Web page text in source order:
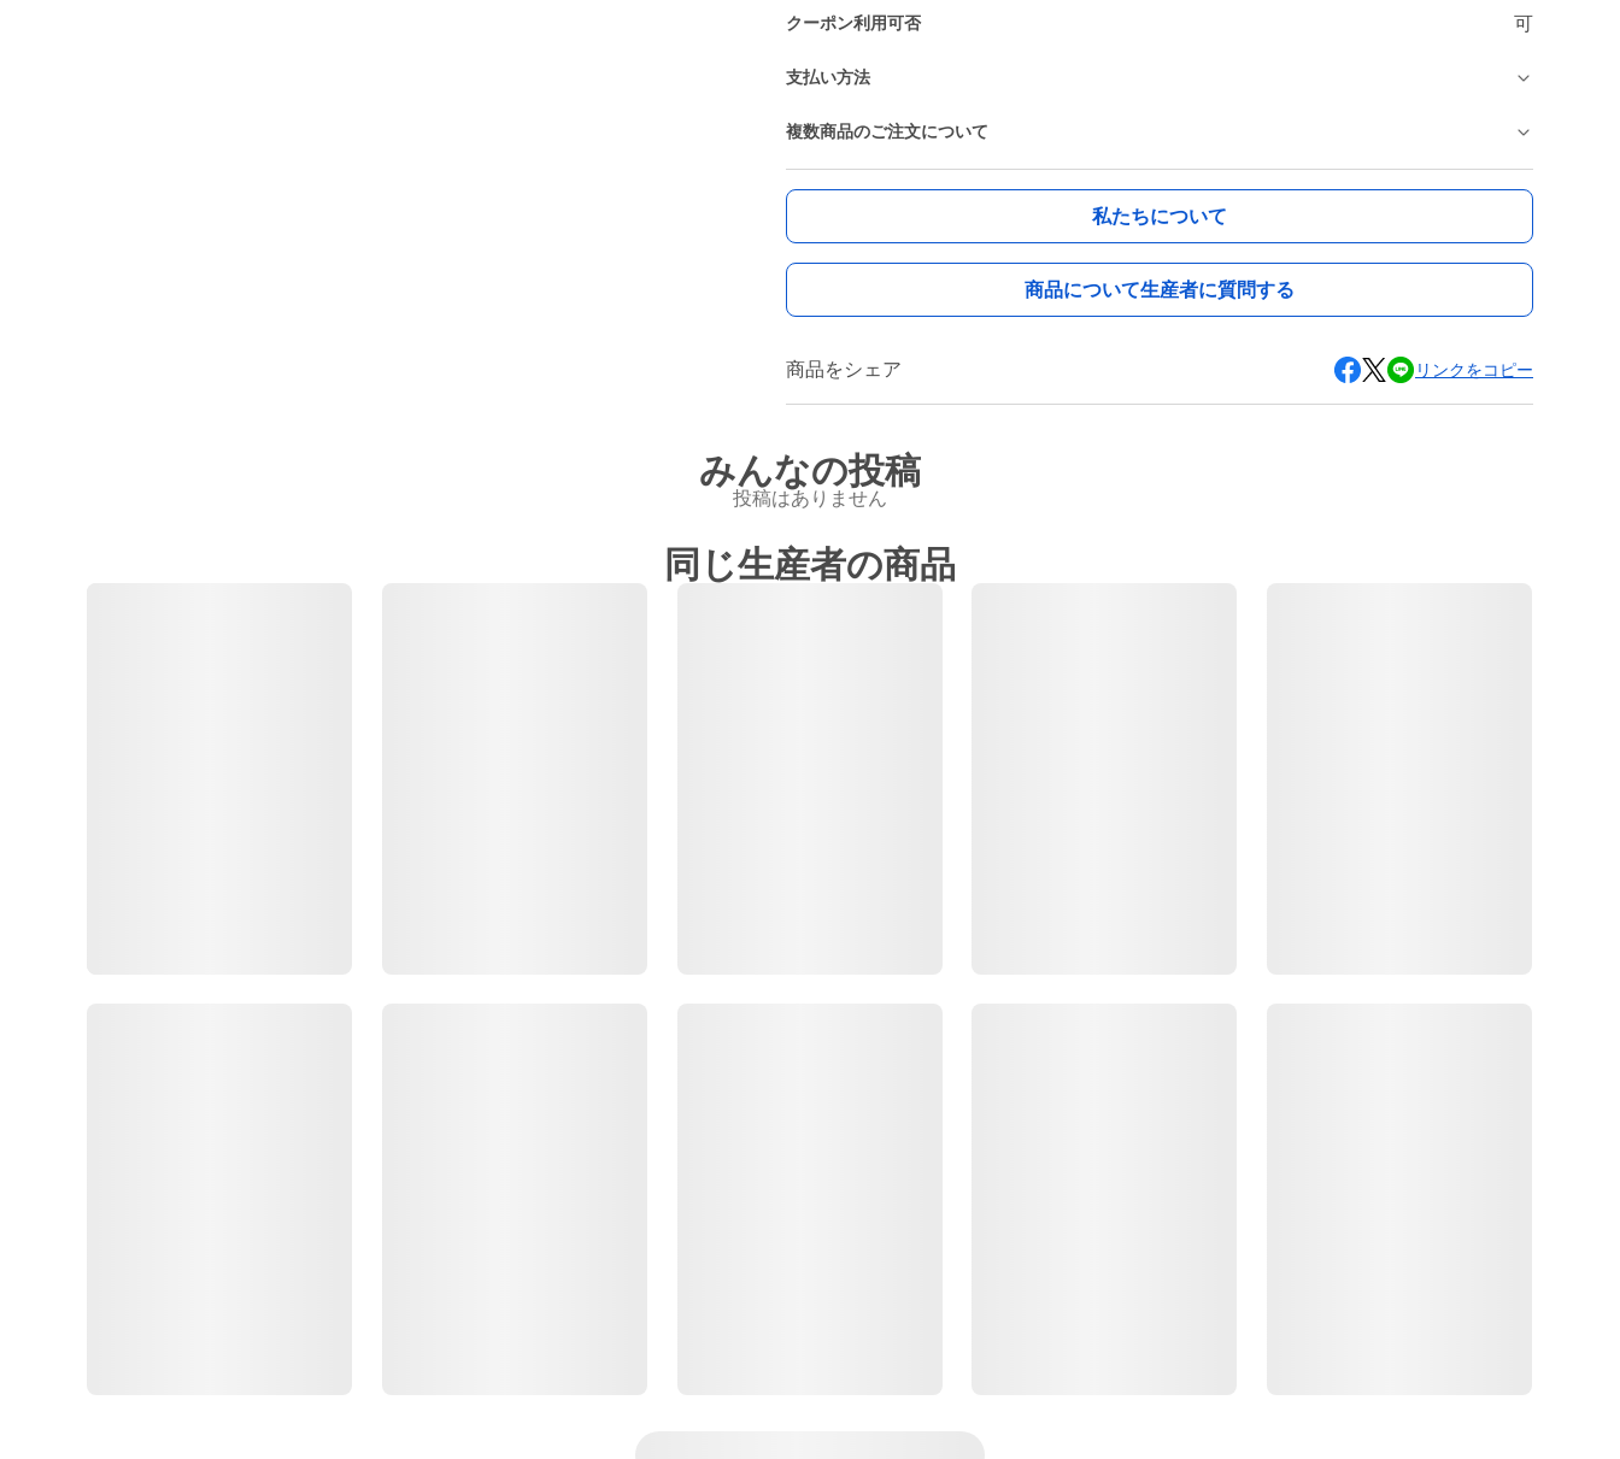
クーポン利用可否 可
支払い方法
複数商品のご注文について
私たちについて
商品について生産者に質問する
商品をシェア リンクをコピー
みんなの投稿
投稿はありません
同じ生産者の商品